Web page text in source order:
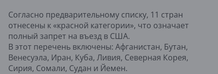
Согласно предварительному списку, 11 стран
отнесены к «красной категории», что означает
полный запрет на въезд в США.
В этот перечень включены: Афганистан, Бутан,
Венесуэла, Иран, Куба, Ливия, Северная Корея,
Сирия, Сомали, Судан и Йемен.